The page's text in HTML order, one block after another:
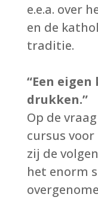
e.e.a. over
en de
traditie.
“Een
drukken.”
Op de
cursus
zij de
het enorm